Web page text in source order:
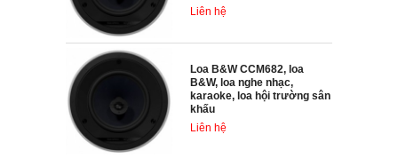
Liên hệ
Loa B&W CCM682, loa
B&W, loa nghe nhạc,
karaoke, loa hội trường sân
khấu
Liên hệ